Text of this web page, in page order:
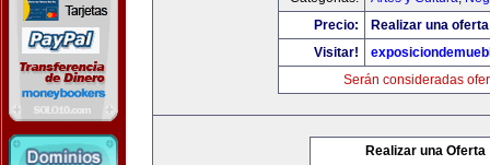
Precio:
Realizar una
Visitar!
Serán consideradas
Realizar una Oferta